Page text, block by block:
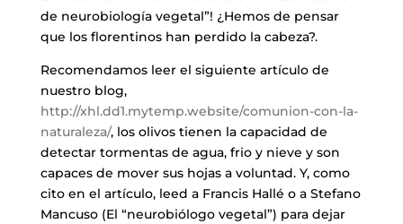
de neurobiología vegetal”! ¿Hemos de pensar
que los florentinos han perdido la cabeza?.
Recomendamos leer el siguiente artículo de
nuestro blog,
http://xhl.dd1.mytemp.website/comunion-con-la-
naturaleza/, los olivos tienen la capacidad de
detectar tormentas de agua, frio y nieve y son
capaces de mover sus hojas a voluntad. Y, como
cito en el artículo, leed a Francis Hallé o a Stefano
Mancuso (El “neurobiólogo vegetal”) para dejar